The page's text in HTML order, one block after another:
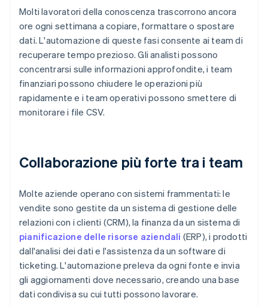
Molti lavoratori della conoscenza trascorrono ancora
ore ogni settimana a copiare, formattare o spostare
dati. L'automazione di queste fasi consente ai team di
recuperare tempo prezioso. Gli analisti possono
concentrarsi sulle informazioni approfondite, i team
finanziari possono chiudere le operazioni più
rapidamente e i team operativi possono smettere di
monitorare i file CSV.
Collaborazione più forte tra i team
Molte aziende operano con sistemi frammentati: le
vendite sono gestite da un sistema di gestione delle
relazioni con i clienti (CRM), la finanza da un sistema di
pianificazione delle risorse aziendali (ERP), i prodotti
dall'analisi dei dati e l'assistenza da un software di
ticketing. L'automazione preleva da ogni fonte e invia
gli aggiornamenti dove necessario, creando una base
dati condivisa su cui tutti possono lavorare.